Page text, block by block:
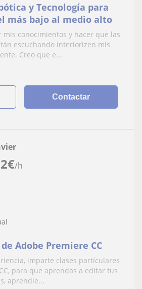
y Tecnología para
más bajo al medio alto
mis conocimientos y hacer que las
escuchando interiorizen mis
Creo que e...
Contactar
€/h
Adobe Premiere CC
imparte clases partículares
para que aprendas a editar tus
aprendie...